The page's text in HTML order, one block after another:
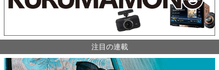
注目の連載